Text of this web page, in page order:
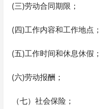
(三)劳动合同期限；
(四)工作内容和工作地点；
(五)工作时间和休息休假；
(六)劳动报酬；
（七）社会保险；